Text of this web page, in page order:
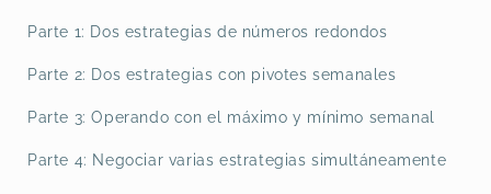
Parte 1: Dos estrategias de números redondos
Parte 2: Dos estrategias con pivotes semanales
Parte 3: Operando con el máximo y mínimo semanal
Parte 4: Negociar varias estrategias simultáneamente